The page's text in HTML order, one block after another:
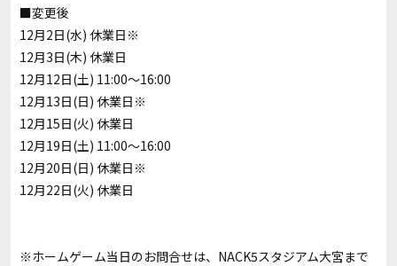
■変更後
12月2日(水) 休業日※
12月3日(木) 休業日
12月12日(土) 11:00～16:00
12月13日(日) 休業日※
12月15日(火) 休業日
12月19日(土) 11:00～16:00
12月20日(日) 休業日※
12月22日(火) 休業日
※ホームゲーム当日のお問合せは、NACK5スタジアム大宮まで